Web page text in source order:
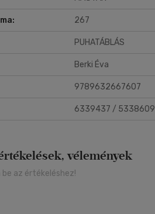
267
PUHATÁBLÁS
Berki Éva
9789632667607
6339437 / 5338609
vélemények
be az értékeléshez!